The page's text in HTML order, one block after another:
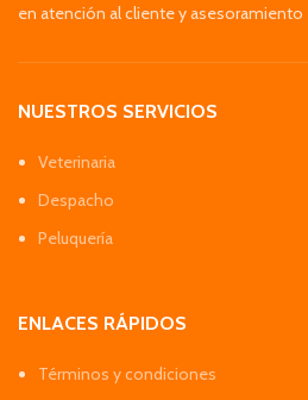
en atención al cliente y asesoramiento
NUESTROS SERVICIOS
Veterinaria
Despacho
Peluquería
ENLACES RÁPIDOS
Términos y condiciones